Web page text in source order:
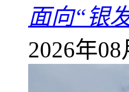
面向“银
2026年